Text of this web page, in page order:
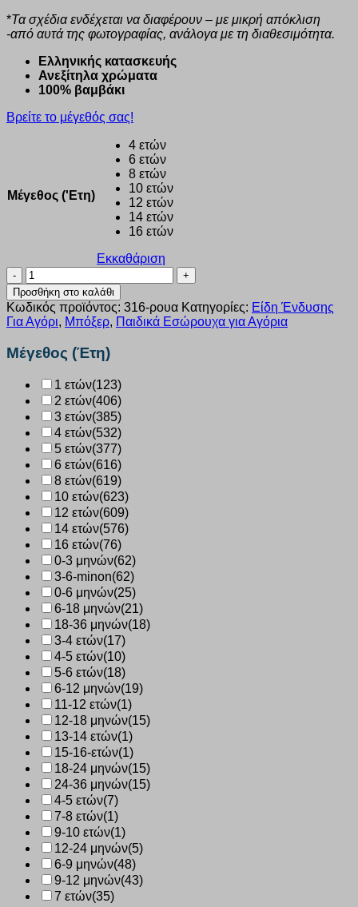
*Τα σχέδια ενδέχεται να διαφέρουν – με μικρή απόκλιση
-από αυτά της φωτογραφίας, ανάλογα με τη διαθεσιμότητα.
Eλληνικής κατασκευής
Ανεξίτηλα χρώματα
100% βαμβάκι
Βρείτε το μέγεθός σας!
Μέγεθος ('Ετη)
4 ετών
6 ετών
8 ετών
10 ετών
12 ετών
14 ετών
16 ετών
Εκκαθάριση
Μπόξερ
Nina
Club
ρουά
αγόρι
316
ποσότητα
Προσθήκη στο καλάθι
Κωδικός προϊόντος: 316-ρουα Κατηγορίες: Είδη Ένδυσης
Για Αγόρι, Μπόξερ, Παιδικά Εσώρουχα για Αγόρια
Μέγεθος (Έτη)
1 ετών(123)
2 ετών(406)
3 ετών(385)
4 ετών(532)
5 ετών(377)
6 ετών(616)
8 ετών(619)
10 ετών(623)
12 ετών(609)
14 ετών(576)
16 ετών(76)
0-3 μηνών(62)
3-6-minon(62)
0-6 μηνών(25)
6-18 μηνών(21)
18-36 μηνών(18)
3-4 ετών(17)
4-5 ετών(10)
5-6 ετών(18)
6-12 μηνών(19)
11-12 ετών(1)
12-18 μηνών(15)
13-14 ετών(1)
15-16-ετών(1)
18-24 μηνών(15)
24-36 μηνών(15)
4-5 ετών(7)
7-8 ετών(1)
9-10 ετών(1)
12-24 μηνών(5)
6-9 μηνών(48)
9-12 μηνών(43)
7 ετών(35)